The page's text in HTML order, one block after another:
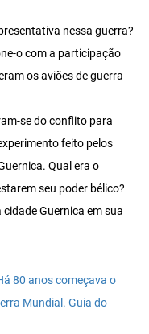
nessa guerra?
o com a participação
os aviões de guerra
se do conflito para
feito pelos
Qual era o
seu poder bélico?
Guernica em sua
80 anos começava o
Mundial. Guia do